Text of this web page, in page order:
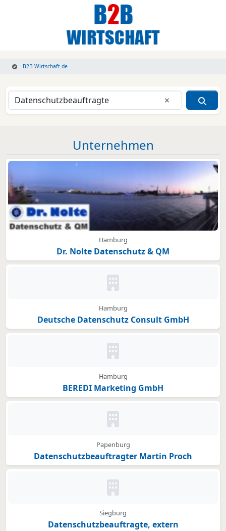
B2B-Wirtschaft.de
Eingabe
Unternehmen
Hamburg
Dr. Nolte Datenschutz & QM
Kein Bild oder Logo hinterlegt
Hamburg
Deutsche Datenschutz Consult GmbH
Kein Bild oder Logo hinterlegt
Hamburg
BEREDI Marketing GmbH
Kein Bild oder Logo hinterlegt
Papenburg
Datenschutzbeauftragter Martin Proch
Kein Bild oder Logo hinterlegt
Siegburg
Datenschutzbeauftragte, extern